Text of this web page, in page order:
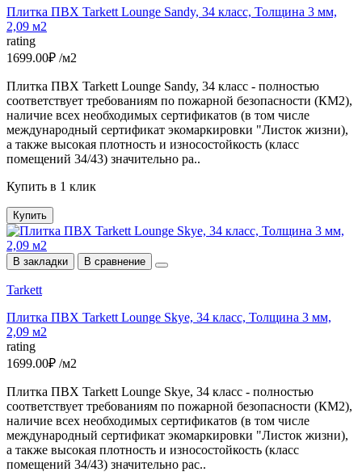
Плитка ПВХ Tarkett Lounge Sandy, 34 класс, Толщина 3 мм,
2,09 м2
rating
1699.00₽ /м2
Плитка ПВХ Tarkett Lounge Sandy, 34 класс - полностью
соответствует требованиям по пожарной безопасности (КМ2),
наличие всех необходимых сертификатов (в том числе
международный сертификат экомаркировки "Листок жизни),
а также высокая плотность и износостойкость (класс
помещений 34/43) значительно ра..
Купить в 1 клик
Купить
В закладки В сравнение
Tarkett
Плитка ПВХ Tarkett Lounge Skye, 34 класс, Толщина 3 мм,
2,09 м2
rating
1699.00₽ /м2
Плитка ПВХ Tarkett Lounge Skye, 34 класс - полностью
соответствует требованиям по пожарной безопасности (КМ2),
наличие всех необходимых сертификатов (в том числе
международный сертификат экомаркировки "Листок жизни),
а также высокая плотность и износостойкость (класс
помещений 34/43) значительно рас..